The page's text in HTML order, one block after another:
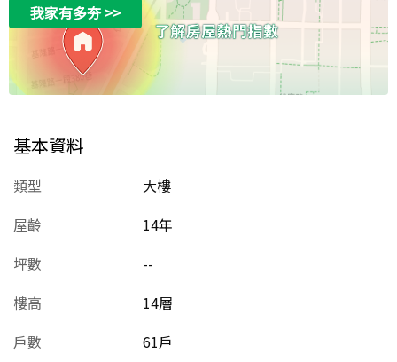
我家有多夯>>
基本資料
類型
大樓
屋齡
14年
坪數
--
樓高
14層
戶數
61戶